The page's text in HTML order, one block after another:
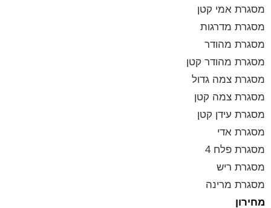
מסגרת אמי קטן
מסגרת מדרגות
מסגרת מהודר
מסגרת מהודר קטן
מסגרת צמה גדול
מסגרת צמה קטן
מסגרת עידן קטן
מסגרת אדי
מסגרת פלח 4
מסגרת ריש
מסגרת מרינה
מחירון